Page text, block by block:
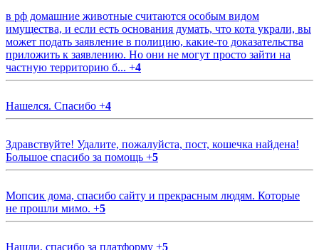
в рф домашние животные считаются особым видом
имущества, и если есть основания думать, что кота украли, вы
может подать заявление в полицию, какие-то доказательства
приложить к заявлению. Но они не могут просто зайти на
частную территорию б... +4
Нашелся. Спасибо +4
Здравствуйте! Удалите, пожалуйста, пост, кошечка найдена!
Большое спасибо за помощь +5
Мопсик дома, спасибо сайту и прекрасным людям. Которые
не прошли мимо. +5
Нашли, спасибо за платформу +5